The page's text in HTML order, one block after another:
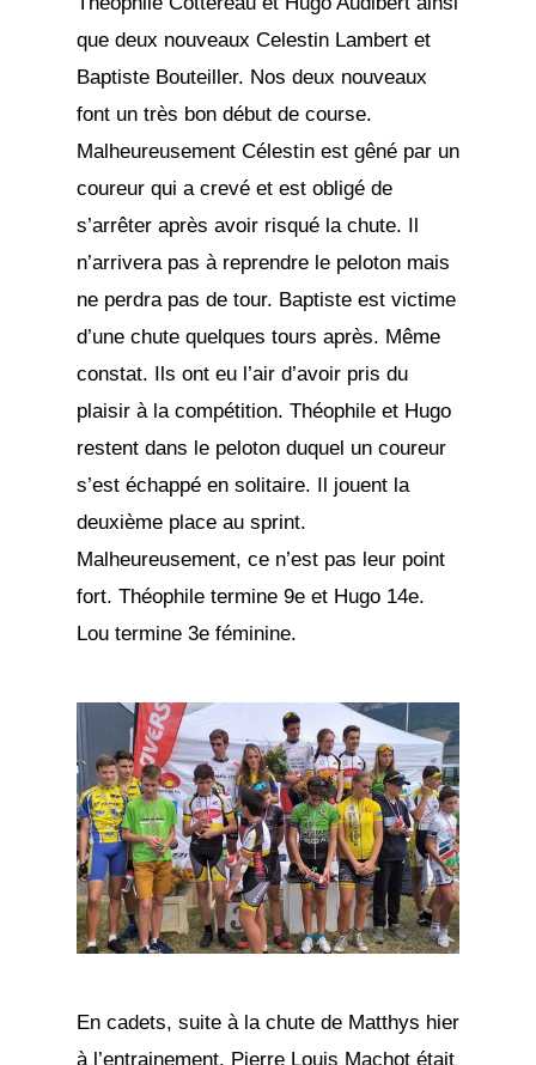
que deux nouveaux Celestin Lambert et
Baptiste Bouteiller. Nos deux nouveaux
font un très bon début de course.
Malheureusement Célestin est gêné par un
coureur qui a crevé et est obligé de
s’arrêter après avoir risqué la chute. Il
n’arrivera pas à reprendre le peloton mais
ne perdra pas de tour. Baptiste est victime
d’une chute quelques tours après. Même
constat. Ils ont eu l’air d’avoir pris du
plaisir à la compétition. Théophile et Hugo
restent dans le peloton duquel un coureur
s’est échappé en solitaire. Il jouent la
deuxième place au sprint.
Malheureusement, ce n’est pas leur point
fort. Théophile termine 9e et Hugo 14e.
Lou termine 3e féminine.
En cadets, suite à la chute de Matthys hier
à l’entrainement, Pierre Louis Machot était